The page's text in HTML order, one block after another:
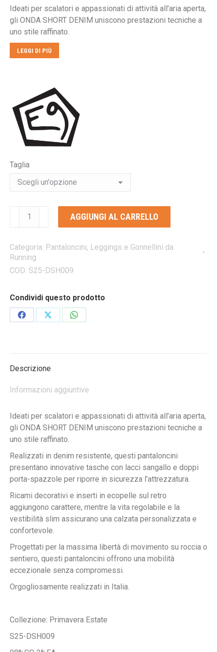
era:
€80,00.
è:
€64,00.
Ideati per scalatori e appassionati di attività all’aria aperta,
gli ONDA SHORT DENIM uniscono prestazioni tecniche a
uno stile raffinato.
LEGGI DI PIÙ
Taglia
DENIM-
S26
pantaloncini
donna
AGGIUNGI AL CARRELLO
Categoria: Pantaloncini, Leggings e Gonnellini da
Running
COD: S25-DSH009
Condividi questo prodotto
CondividiCondividiCondividi
Descrizione
Informazioni aggiuntive
Ideati per scalatori e appassionati di attività all’aria aperta,
gli ONDA SHORT DENIM uniscono prestazioni tecniche a
uno stile raffinato.
Realizzati in denim resistente, questi pantaloncini
presentano innovative tasche con lacci sangallo e doppi
porta-spazzole per riporre in sicurezza l’attrezzatura.
Ricami decorativi e inserti in ecopelle sul retro
aggiungono carattere, mentre la vita regolabile e la
vestibilità slim assicurano una calzata personalizzata e
confortevole.
Progettati per la massima libertà di movimento su roccia o
sentiero, questi pantaloncini offrono una mobilità
eccezionale senza compromessi.
Orgogliosamente realizzati in Italia.
Collezione: Primavera Estate
S25-DSH009